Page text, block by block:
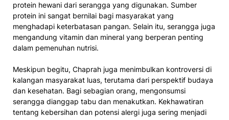
protein hewani dari serangga yang digunakan. Sumber
protein ini sangat bernilai bagi masyarakat yang
menghadapi keterbatasan pangan. Selain itu, serangga juga
mengandung vitamin dan mineral yang berperan penting
dalam pemenuhan nutrisi.
Meskipun begitu, Chaprah juga menimbulkan kontroversi di
kalangan masyarakat luas, terutama dari perspektif budaya
dan kesehatan. Bagi sebagian orang, mengonsumsi
serangga dianggap tabu dan menakutkan. Kekhawatiran
tentang kebersihan dan potensi alergi juga sering menjadi